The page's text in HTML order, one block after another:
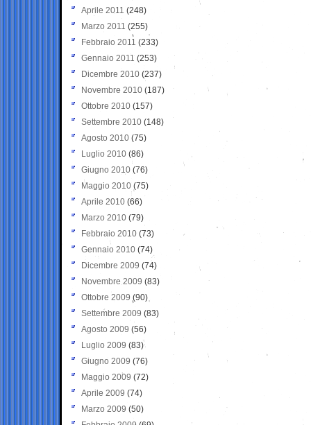
Aprile 2011 (248)
Marzo 2011 (255)
Febbraio 2011 (233)
Gennaio 2011 (253)
Dicembre 2010 (237)
Novembre 2010 (187)
Ottobre 2010 (157)
Settembre 2010 (148)
Agosto 2010 (75)
Luglio 2010 (86)
Giugno 2010 (76)
Maggio 2010 (75)
Aprile 2010 (66)
Marzo 2010 (79)
Febbraio 2010 (73)
Gennaio 2010 (74)
Dicembre 2009 (74)
Novembre 2009 (83)
Ottobre 2009 (90)
Settembre 2009 (83)
Agosto 2009 (56)
Luglio 2009 (83)
Giugno 2009 (76)
Maggio 2009 (72)
Aprile 2009 (74)
Marzo 2009 (50)